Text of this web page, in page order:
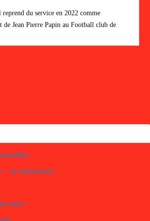
du service en 2022 comme
de Jean Pierre Papin au Football club de
et maintenant…
plus…